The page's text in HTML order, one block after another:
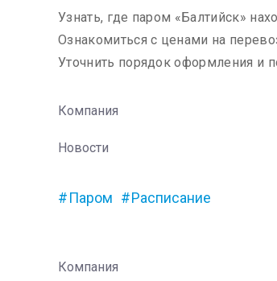
Узнать, где паром «Балтийск»
Ознакомиться с ценами на
Уточнить порядок оформления и
Компания
Новости
Паром Расписание
Компания